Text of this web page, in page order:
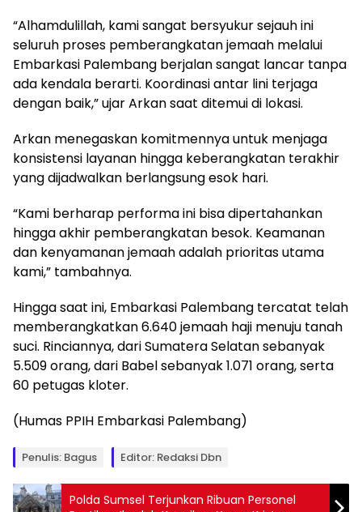
“Alhamdulillah, kami sangat bersyukur sejauh ini
seluruh proses pemberangkatan jemaah melalui
Embarkasi Palembang berjalan sangat lancar tanpa
ada kendala berarti. Koordinasi antar lini terjaga
dengan baik,” ujar Arkan saat ditemui di lokasi.
Arkan menegaskan komitmennya untuk menjaga
konsistensi layanan hingga keberangkatan terakhir
yang dijadwalkan berlangsung esok hari.
“Kami berharap performa ini bisa dipertahankan
hingga akhir pemberangkatan besok. Keamanan
dan kenyamanan jemaah adalah prioritas utama
kami,” tambahnya.
Hingga saat ini, Embarkasi Palembang tercatat telah
memberangkatkan 6.640 jemaah haji menuju tanah
suci. Rinciannya, dari Sumatera Selatan sebanyak
5.509 orang, dari Babel sebanyak 1.071 orang, serta
60 petugas kloter.
(Humas PPIH Embarkasi Palembang)
Penulis: Bagus Editor: Redaksi Dbn
Polda Sumsel Terjunkan Ribuan Personel